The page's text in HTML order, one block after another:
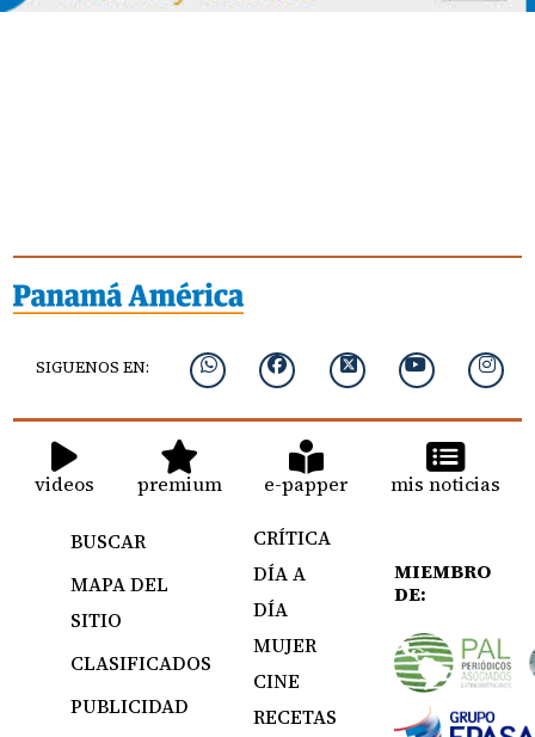
SIGUENOS EN:
videos premium e-papper mis noticias
BUSCAR
MAPA DEL
SITIO
CLASIFICADOS
PUBLICIDAD
CRÍTICA
DÍA A
DÍA
MUJER
CINE
RECETAS
MIEMBRO
DE: